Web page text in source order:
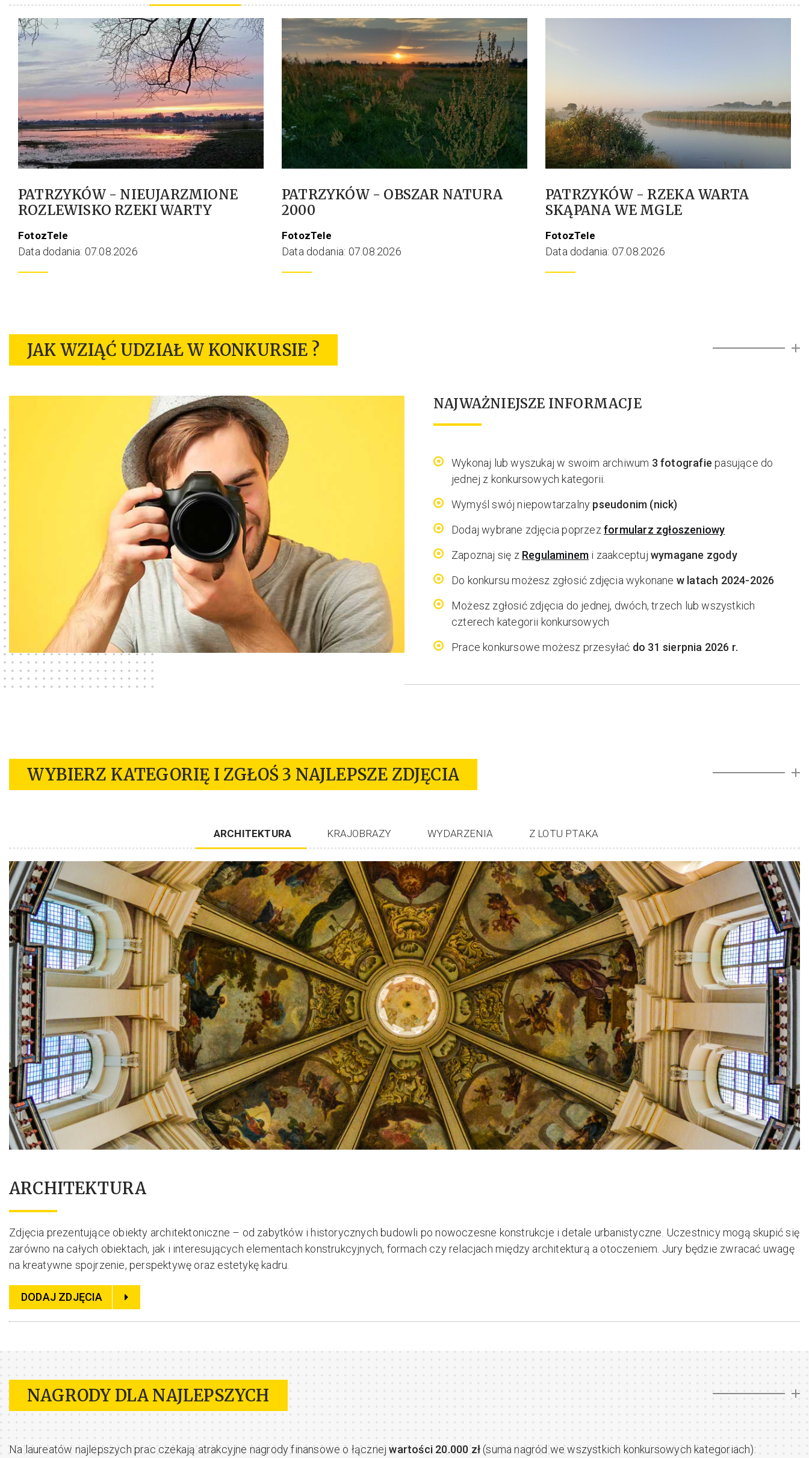
PATRZYKÓW - NIEUJARZMIONE
ROZLEWISKO RZEKI WARTY
FotozTele
Data dodania: 07.08.2026
PATRZYKÓW - OBSZAR NATURA
2000
FotozTele
Data dodania: 07.08.2026
PATRZYKÓW - RZEKA WARTA
SKĄPANA WE MGLE
FotozTele
Data dodania: 07.08.2026
JAK WZIĄĆ UDZIAŁ W KONKURSIE ?
NAJWAŻNIEJSZE INFORMACJE
Wykonaj lub wyszukaj w swoim archiwum 3 fotografie pasujące do
jednej z konkursowych kategorii.
Wymyśl swój niepowtarzalny pseudonim (nick)
Dodaj wybrane zdjęcia poprzez formularz zgłoszeniowy
Zapoznaj się z Regulaminem i zaakceptujwymagane zgody
Do konkursu możesz zgłosić zdjęcia wykonane w latach 2024-2026
Możesz zgłosić zdjęcia do jednej, dwóch, trzech lub wszystkich
czterech kategorii konkursowych
Prace konkursowe możesz przesyłać do 31 sierpnia 2026 r.
WYBIERZ KATEGORIĘ I ZGŁOŚ 3 NAJLEPSZE ZDJĘCIA
ARCHITEKTURA KRAJOBRAZY WYDARZENIA Z LOTU PTAKA
ARCHITEKTURA
Zdjęcia prezentujące obiekty architektoniczne – od zabytków i historycznych budowli po nowoczesne konstrukcje i detale urbanistyczne. Uczestnicy mogą skupić się
zarówno na całych obiektach, jak i interesujących elementach konstrukcyjnych, formach czy relacjach między architekturą a otoczeniem. Jury będzie zwracać uwagę
na kreatywne spojrzenie, perspektywę oraz estetykę kadru.
DODAJ ZDJĘCIA
NAGRODY DLA NAJLEPSZYCH
Na laureatów najlepszych prac czekają atrakcyjne nagrody finansowe o łącznejwartości 20.000 zł (suma nagród we wszystkich konkursowych kategoriach):